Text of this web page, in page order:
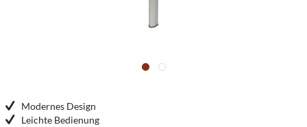
Modernes Design
Leichte Bedienung